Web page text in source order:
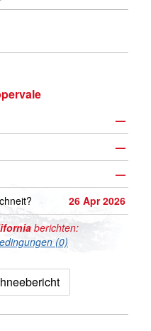
—
—
—
26 Apr 2026
berichten:
(0)